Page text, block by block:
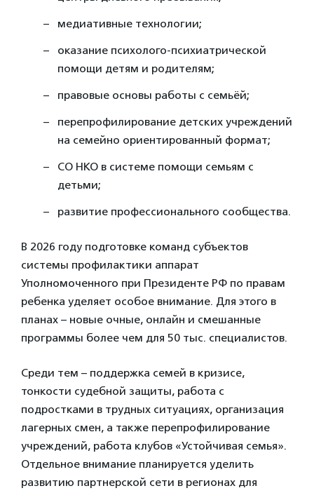
медиативные технологии;
оказание психолого-психиатрической
помощи детям и родителям;
правовые основы работы с семьёй;
перепрофилирование детских учреждений
на семейно ориентированный формат;
СО НКО в системе помощи семьям с
детьми;
развитие профессионального сообщества.
В 2026 году подготовке команд субъектов
системы профилактики аппарат
Уполномоченного при Президенте РФ по правам
ребенка уделяет особое внимание. Для этого в
планах – новые очные, онлайн и смешанные
программы более чем для 50 тыс. специалистов.
Среди тем – поддержка семей в кризисе,
тонкости судебной защиты, работа с
подростками в трудных ситуациях, организация
лагерных смен, а также перепрофилирование
учреждений, работа клубов «Устойчивая семья».
Отдельное внимание планируется уделить
развитию партнерской сети в регионах для